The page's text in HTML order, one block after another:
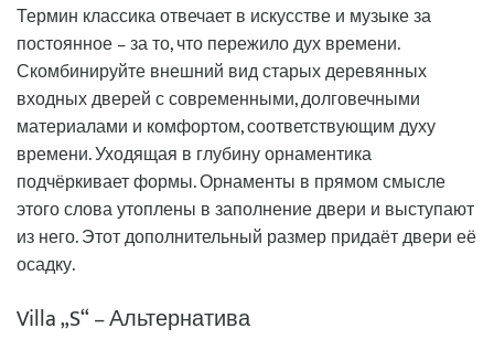
Термин классика отвечает в искусстве и музыке за
постоянное – за то, что пережило дух времени.
Скомбинируйте внешний вид старых деревянных
входных дверей с современными, долговечными
материалами и комфортом, соответствующим духу
времени. Уходящая в глубину орнаментика
подчёркивает формы. Орнаменты в прямом смысле
этого слова утоплены в заполнение двери и выступают
из него. Этот дополнительный размер придаёт двери её
осадку.
Villa „S“ – Альтернатива